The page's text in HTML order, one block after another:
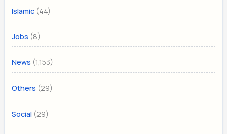
Islamic (44)
Jobs (8)
News (1,153)
Others (29)
Social (29)